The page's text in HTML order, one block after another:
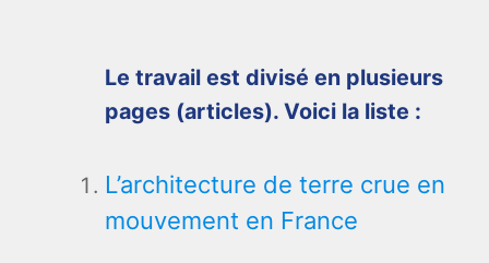
Le travail est divisé en plusieurs
pages (articles). Voici la liste :
L’architecture de terre crue en
mouvement en France